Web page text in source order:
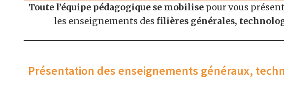
Toute l’équipe pédagogique se mobilisepour vous
les enseignements des filières générales,
Présentation des enseignements généraux,